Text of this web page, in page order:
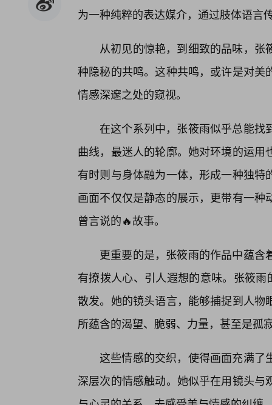
为一种纯粹的表达媒介，通过肢体语言
从初见的惊艳，到细致的品味，
种隐秘的共鸣。这种共鸣，或许是对
情感深邃之处的窥视。
在这个系列中，张筱雨似乎总能找
曲线，最迷人的轮廓。她对环境的运
有时则与身体融为一体，形成一种独
画面不仅仅是静态的展示，更带有一
曾言说的🔥故事。
更重要的是，张筱雨的作品中蕴
有撩拨人心、引人遐想的意味。张筱
散发。她的镜头语言，能够捕捉到人
所蕴含的渴望、脆弱、力量，甚至是孤
这些情感的交织，使得画面充满
深层次的情感触动。她似乎在用镜头